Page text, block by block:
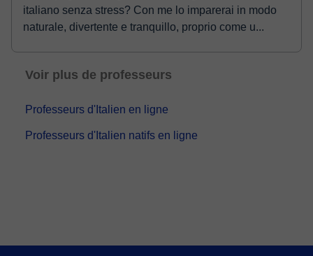
italiano senza stress? Con me lo imparerai in modo
naturale, divertente e tranquillo, proprio come u...
Voir plus de professeurs
Professeurs d'Italien en ligne
Professeurs d'Italien natifs en ligne